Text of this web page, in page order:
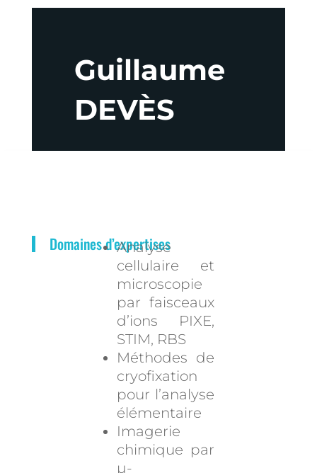
Guillaume
DEVÈS
Domaines d’expertises
Analyse
cellulaire et
microscopie
par faisceaux
d’ions PIXE,
STIM, RBS
Méthodes de
cryofixation
pour l’analyse
élémentaire
Imagerie
chimique par
µ-